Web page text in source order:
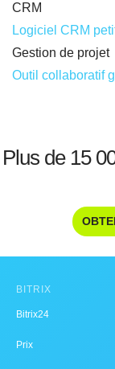
CRM
Logiciel CRM
Gestion de projet
Outil collaboratif
Plus de 15
BITRIX
Bitrix24
Prix